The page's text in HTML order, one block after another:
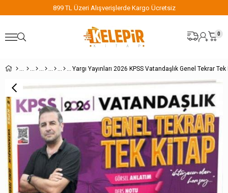
899 TL Üzeri Alışverişlerde Kargo Ücretsiz
0
Yargı Yayınları 2026 KPSS Vatandaşlık Genel Tekrar Tek